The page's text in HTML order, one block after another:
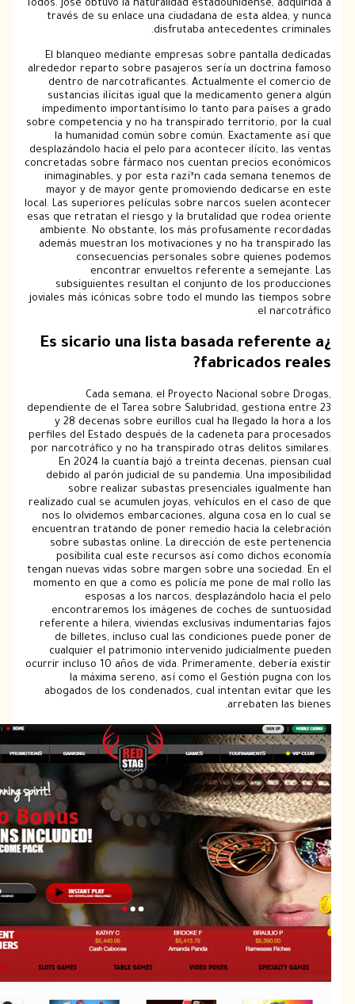
Todos. José obtuvo la naturalidad estadounidense,
través de su enlace una ciudadana de esta
disfrutaba antecedentes
El blanqueo mediante empresas sobre pantalla
alrededor reparto sobre pasajeros serí­a un
dentro de narcotraficantes. Actualmente el
sustancias ilícitas igual que la medicamento
impedimento importantísimo lo tanto para
sobre competencia y no ha transpirado territorio,
la humanidad común sobre común.
desplazándolo hacia el pelo para acontecer ilícito,
concretadas sobre fármaco nos cuentan precios
inimaginables, y por esta razí³n cada semana
mayor y de mayor gente promoviendo
local. Las superiores películas sobre narcos suelen
esas que retratan el riesgo y la brutalidad que
ambiente. No obstante, los más profusamente
además muestran los motivaciones y no ha
consecuencias personales sobre quienes
encontrar envueltos referente a
subsiguientes resultan el conjunto de los
joviales más icónicas sobre todo el mundo las
el
¿Es sicario una lista basada
fabricados
Cada semana, el Proyecto Nacional
dependiente de el Tarea sobre Salubridad, gestiona
y 28 decenas sobre eurillos cual ha llegado la
perfiles del Estado después de la cadeneta para
por narcotráfico y no ha transpirado otras delitos
En 2024 la cuantía bajó a treinta decenas,
debido al parón judicial de su pandemia. Una
sobre realizar subastas presenciales
realizado cual se acumulen joyas, vehículos en el
nos lo olvidemos embarcaciones, alguna cosa en
encuentran tratando de poner remedio hacia la
sobre subastas online. La dirección de este
posibilita cual este recursos así­ como dichos
tengan nuevas vidas sobre margen sobre una
momento en que a como es policía me pone de
esposas a los narcos, desplazándolo
encontraremos los imágenes de coches de
referente a hilera, viviendas exclusivas
de billetes, incluso cual las condiciones puede
cualquier el patrimonio intervenido
ocurrir incluso 10 años de vida. Primeramente,
la máxima sereno, así­ como el Gestión
abogados de los condenados, cual intentan
arrebaten